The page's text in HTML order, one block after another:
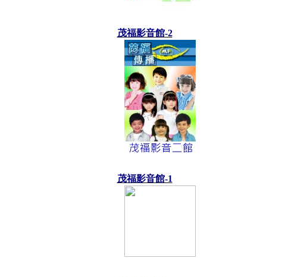
茂福影音館-2
茂福影音館-1